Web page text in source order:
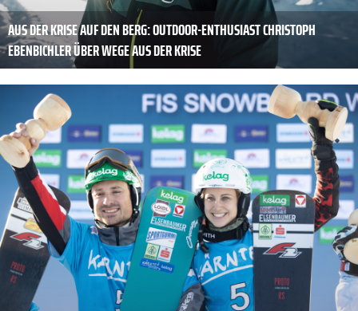
AUS DER KRISE AUF DEN BERG: OUTDOOR-ENTHUSIAST CHRISTOPH
EBENBICHLER ÜBER WEGE AUS DER KRISE